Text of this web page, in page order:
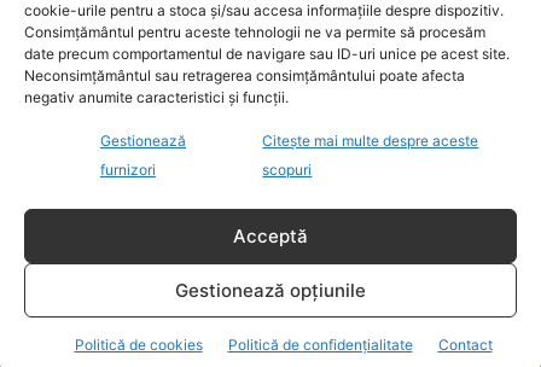
cookie-urile pentru a stoca și/sau accesa informațiile despre dispozitiv.
Consimțământul pentru aceste tehnologii ne va permite să procesăm
date precum comportamentul de navigare sau ID-uri unice pe acest site.
Neconsimțământul sau retragerea consimțământului poate afecta
negativ anumite caracteristici și funcții.
Gestionează
furnizori
Citește mai multe despre aceste
scopuri
Acceptă
Gestionează opțiunile
Politică de cookies Politică de confidențialitate Contact
Răzvan Savaliuc: „România mai are
Parchet General? Mai are structuri de…
„15 martie 2023 – Ministerul Investitiilor
si Proiectelor Europene, condus pe
atunci de PNL-istul Marcel Bolos,
anunta plin de trufie:
Cât costă asigurarea de sănătate în 2026 dacă nu ai